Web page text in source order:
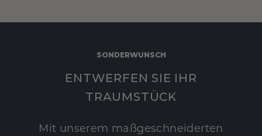
SONDERWUNSCH
ENTWERFEN SIE IHR
TRAUMSTÜCK
Mit unserem maßgeschneiderten